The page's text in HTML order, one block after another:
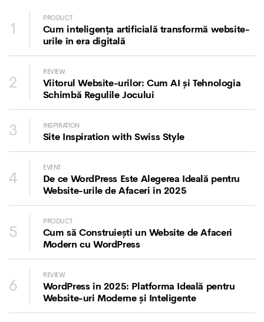
1
PRODUCT
Cum inteligența artificială transformă website-
urile în era digitală
2
REVIEW
Viitorul Website-urilor: Cum AI și Tehnologia
Schimbă Regulile Jocului
3 INSPIRATION
Site Inspiration with Swiss Style
4
EVENT
De ce WordPress Este Alegerea Ideală pentru
Website-urile de Afaceri în 2025
5
PRODUCT
Cum să Construiești un Website de Afaceri
Modern cu WordPress
6
REVIEW
WordPress în 2025: Platforma Ideală pentru
Website-uri Moderne și Inteligente